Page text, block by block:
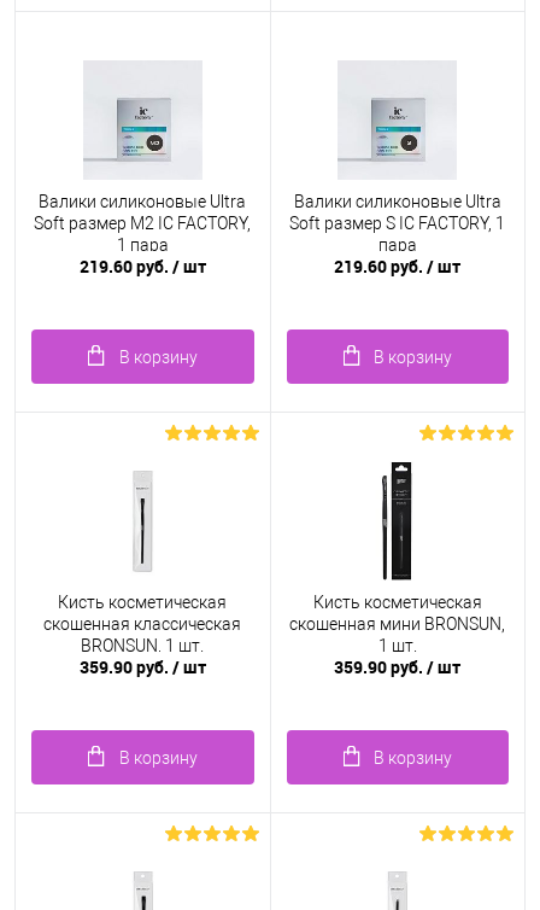
Валики силиконовые Ultra
Soft размер M2 IC FACTORY,
1 пара
219.60 руб. / шт
В корзину
Валики силиконовые Ultra
Soft размер S IC FACTORY, 1
пара
219.60 руб./ шт
В корзину
Кисть косметическая
скошенная классическая
BRONSUN, 1 шт.
359.90 руб. / шт
В корзину
Кисть косметическая
скошенная мини BRONSUN,
1 шт.
359.90 руб./ шт
В корзину